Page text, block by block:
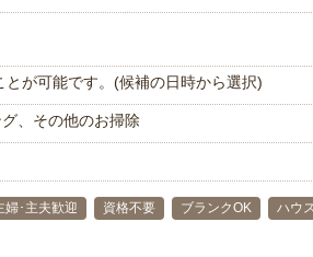
が可能です。(候補の日時から選択)
、その他のお掃除
婦･主夫歓迎 資格不要 ブランクOK ハウ